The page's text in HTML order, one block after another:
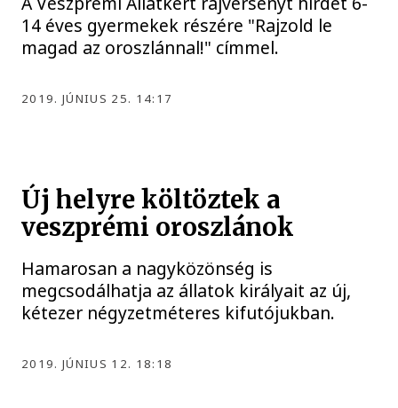
14 éves gyermekek részére "Rajzold le
magad az oroszlánnal!" címmel.
2019. JÚNIUS 25. 14:17
Új helyre költöztek a
veszprémi oroszlánok
Hamarosan a nagyközönség is
megcsodálhatja az állatok királyait az új,
kétezer négyzetméteres kifutójukban.
2019. JÚNIUS 12. 18:18